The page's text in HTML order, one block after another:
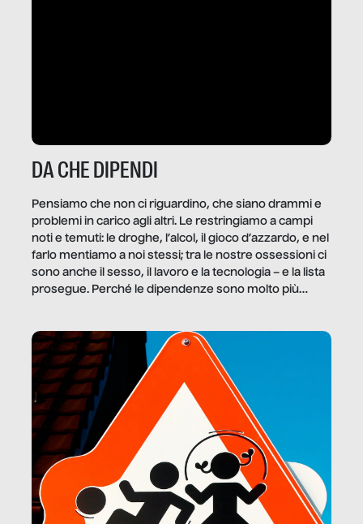
DA CHE DIPENDI
Pensiamo che non ci riguardino, che siano drammi e
problemi in carico agli altri. Le restringiamo a campi
noti e temuti: le droghe, l’alcol, il gioco d’azzardo, e nel
farlo mentiamo a noi stessi; tra le nostre ossessioni ci
sono anche il sesso, il lavoro e la tecnologia – e la lista
prosegue. Perché le dipendenze sono molto più
trae un guadagno. In questo reportage vediamo
quale e come.